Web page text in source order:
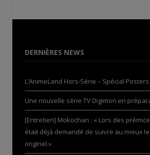
DERNIÈRES NEWS
L’AnimeLand Hors-Série – Spécial
Une nouvelle série TV Digimon en
[Entretien] Mokochan : « Lors des
était déjà demandé de suivre au mieux
originel.»